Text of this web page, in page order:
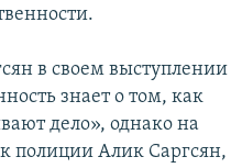
в своем выступлении
знает о том, как
дело», однако на
полиции Алик Саргсян,